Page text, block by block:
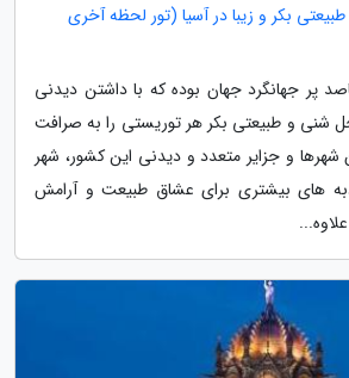
طبیعتی بکر و زیبا در آسیا (تور لحظه آخری
پر جهانگرد جهان بوده که با داشتن دیدنی
شنی و طبیعتی بکر هر توریستی را به صرافت
شهرها و جزایر متعدد و دیدنی این کشور، شهر
های بیشتری برای عشاق طبیعت و آرامش